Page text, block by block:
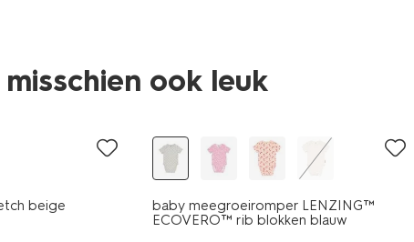
ook leuk
beige
baby meegroeiromper LENZING™
ECOVERO™ rib blokken blauw